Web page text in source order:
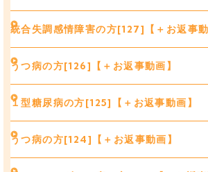
統合失調感情障害の方[127]【＋お返事動
うつ病の方[126]【＋お返事動画】
１型糖尿病の方[125]【＋お返事動画】
うつ病の方[124]【＋お返事動画】